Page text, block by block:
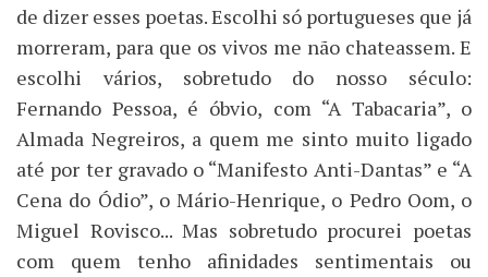
de dizer esses poetas. Escolhi só portugueses que já
morreram, para que os vivos me não chateassem. E
escolhi vários, sobretudo do nosso século:
Fernando Pessoa, é óbvio, com “A Tabacaria”, o
Almada Negreiros, a quem me sinto muito ligado
até por ter gravado o “Manifesto Anti-Dantas” e “A
Cena do Ódio”, o Mário-Henrique, o Pedro Oom, o
Miguel Rovisco... Mas sobretudo procurei poetas
com quem tenho afinidades sentimentais ou